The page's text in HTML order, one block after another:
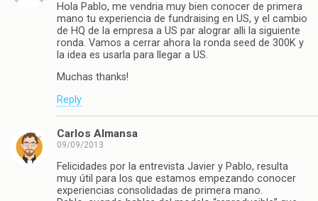
Hola Pablo, me vendria muy bien conocer de primera
mano tu experiencia de fundraising en US, y el cambio
de HQ de la empresa a US par alograr alli la siguiente
ronda. Vamos a cerrar ahora la ronda seed de 300K y
la idea es usarla para llegar a US.
Muchas thanks!
Reply
Carlos Almansa
09/09/2013
Felicidades por la entrevista Javier y Pablo, resulta
muy útil para los que estamos empezando conocer
experiencias consolidadas de primera mano.